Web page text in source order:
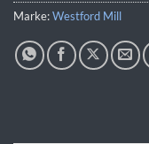
Marke:Westford Mill